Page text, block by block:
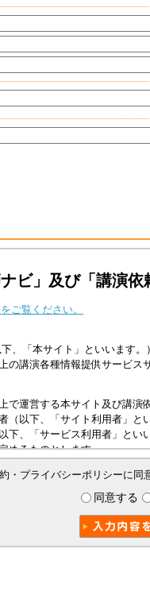
ナビ」及び「講演
ご覧ください。
、「本サイト」といいます
の講演各種情報提供サービス
で運営する本サイト及び講
（以下、「サイト利用者」
下、「サービス利用者」と
めるものとします。
に関する弊社とサービス利
したものとみなします。
します。
・プライバシーポリシーに
同意する